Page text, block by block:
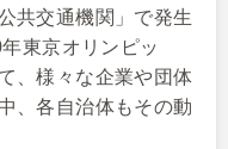
共交通機関」で発生
東京オリンピッ
、様々な企業や団体
、各自治体もその動